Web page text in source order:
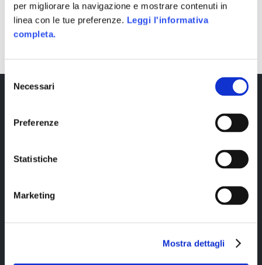
per migliorare la navigazione e mostrare contenuti in
linea con le tue preferenze. Leggi l'informativa
completa.
Selezione
delNecessari
Preferenze
Statistiche
Marketing
Mostra dettagli
SHARE
Copyright © 2023 Alittleb.it SRL.- P.IVA